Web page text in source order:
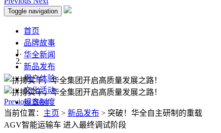
Toggle navigation
首页
品牌故事
华全新闻
新品发布
用户体验
文化活动
规章制度
Previous Next
当前位置： 主页 > 新品发布 > 突破！华全自主研制的重载
AGV智能运输车 进入最终调试阶段